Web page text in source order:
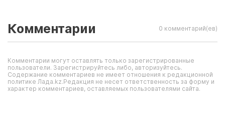
Комментарии 0 комментарий(ев)
Комментарии могут оставлять только зарегистрированные
пользователи. Зарегистрируйтесь либо, авторизуйтесь.
Содержание комментариев не имеет отношения к редакционной
политике Лада.kz.Редакция не несет ответственность за форму и
характер комментариев, оставляемых пользователями сайта.